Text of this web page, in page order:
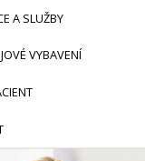
A SLUŽBY
VYBAVENÍ